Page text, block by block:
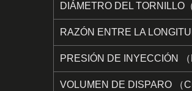
DIÁMETRO DEL TORNILLO
RAZÓN ENTRE LA
PRESIÓN DE INYECCIÓN （
VOLUMEN DE DISPARO （